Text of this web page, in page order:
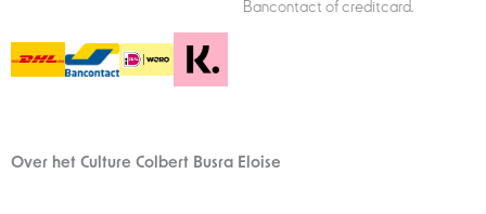
Bancontact of creditcard.
Over het Culture Colbert Busra Eloise